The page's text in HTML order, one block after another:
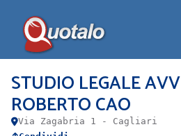
STUDIO LEGALE AVV
ROBERTO CAO
Via Zagabria 1 - Cagliari